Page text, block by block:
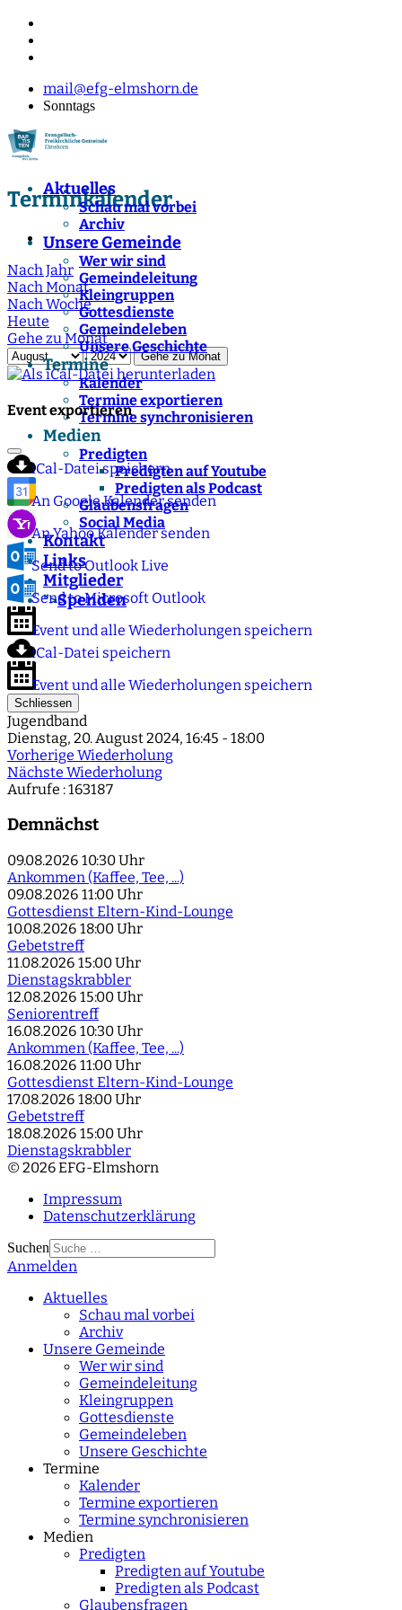
mail@efg-elmshorn.de
Sonntags
Aktuelles
Schau mal vorbei
Archiv
Unsere Gemeinde
Wer wir sind
Gemeindeleitung
Kleingruppen
Gottesdienste
Gemeindeleben
Unsere Geschichte
Termine
Kalender
Termine exportieren
Termine synchronisieren
Medien
Predigten
Predigten auf Youtube
Predigten als Podcast
Glaubensfragen
Social Media
Kontakt
Links
Mitglieder
">Spenden
Terminkalender
Nach Jahr
Nach Monat
Nach Woche
Heute
Gehe zu Monat
Gehe zu Monat
Event exportieren
iCal-Datei speichern
An Google Kalender senden
An Yahoo Kalender senden
Send to Outlook Live
Send to Microsoft Outlook
Event und alle Wiederholungen speichern
iCal-Datei speichern
Event und alle Wiederholungen speichern
Schliessen
Jugendband
Dienstag, 20. August 2024, 16:45 - 18:00
Vorherige Wiederholung
Nächste Wiederholung
Aufrufe : 163187
Demnächst
09.08.2026 10:30 Uhr
Ankommen (Kaffee, Tee, ...)
09.08.2026 11:00 Uhr
Gottesdienst Eltern-Kind-Lounge
10.08.2026 18:00 Uhr
Gebetstreff
11.08.2026 15:00 Uhr
Dienstagskrabbler
12.08.2026 15:00 Uhr
Seniorentreff
16.08.2026 10:30 Uhr
Ankommen (Kaffee, Tee, ...)
16.08.2026 11:00 Uhr
Gottesdienst Eltern-Kind-Lounge
17.08.2026 18:00 Uhr
Gebetstreff
18.08.2026 15:00 Uhr
Dienstagskrabbler
© 2026 EFG-Elmshorn
Impressum
Datenschutzerklärung
Suchen
Type 2 or more
Anmelden
Aktuelles
Schau mal vorbei
Archiv
Unsere Gemeinde
Wer wir sind
Gemeindeleitung
Kleingruppen
Gottesdienste
Gemeindeleben
Unsere Geschichte
Termine
Kalender
Termine exportieren
Termine synchronisieren
Medien
Predigten
Predigten auf Youtube
Predigten als Podcast
Glaubensfragen